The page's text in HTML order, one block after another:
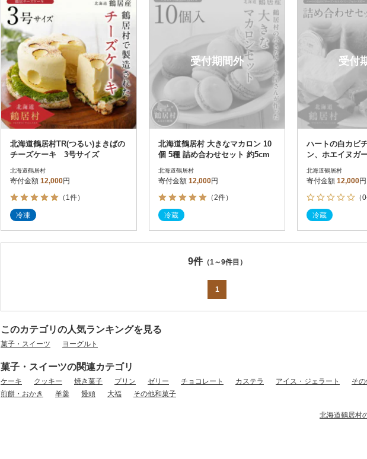
北海道鶴居村TR(つるい)まきばの
チーズケーキ 3号サイズ
北海道鶴居村
寄付金額 12,000円
（1件）
冷凍
受付期間外
北海道鶴居村 大きなマカロン 10
個 5種 詰め合わせセット 約5cm
北海道鶴居村
寄付金額 12,000円
（2件）
冷蔵
受付
ハートの白カビ
ン、ホエイヌガ
北海道鶴居村
寄付金額 12,000円
（
冷蔵
9件（1～9件目）
1
このカテゴリの人気ランキングを見る
菓子・スイーツ ヨーグルト
菓子・スイーツの関連カテゴリ
ケーキ クッキー 焼き菓子 プリン ゼリー チョコレート カステラ アイス・ジェラート
そ
煎餅・おかき
羊羹 饅頭 大福 その他和菓子
北海道鶴居村